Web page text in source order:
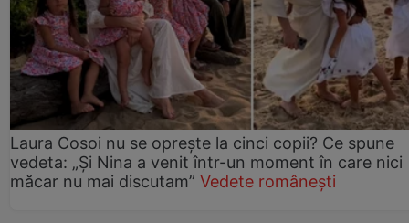
Laura Cosoi nu se oprește la cinci copii? Ce spune
vedeta: „Și Nina a venit într-un moment în care nici
măcar nu mai discutam” Vedete românești